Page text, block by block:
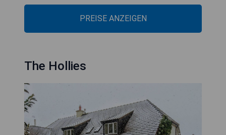
PREISE ANZEIGEN
The Hollies